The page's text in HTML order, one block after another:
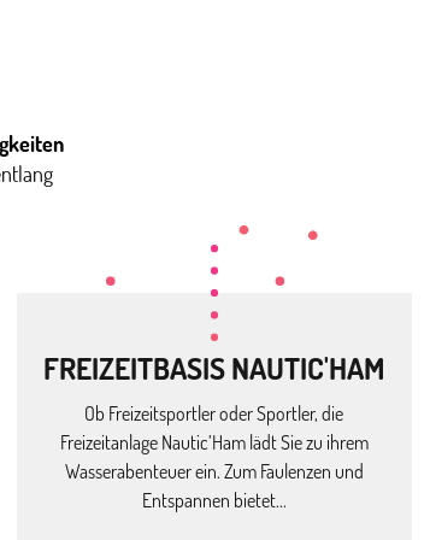
FREIZEITBASIS NAUTIC'HAM
Ob Freizeitsportler oder Sportler, die
Freizeitanlage Nautic’Ham lädt Sie zu ihrem
Wasserabenteuer ein. Zum Faulenzen und
Entspannen bietet...